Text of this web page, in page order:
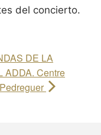
del concierto.
DE LA
ADDA. Centre